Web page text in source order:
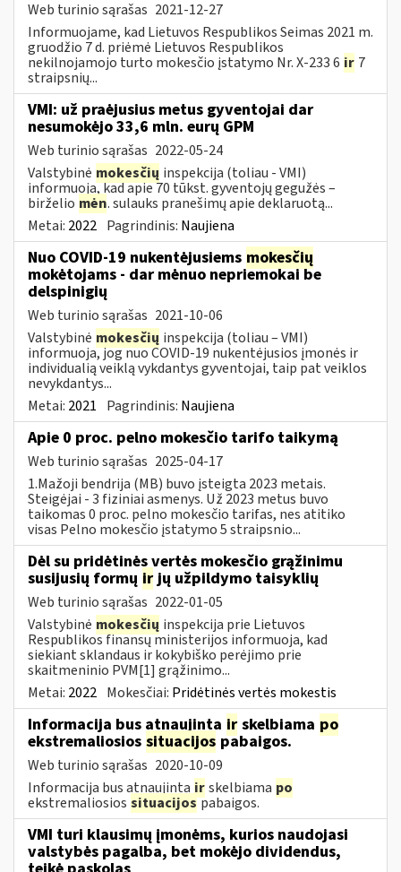
Web turinio sąrašas 2021-12-27
Informuojame, kad Lietuvos Respublikos Seimas 2021 m.
gruodžio 7 d. priėmė Lietuvos Respublikos
nekilnojamojo turto mokesčio įstatymo Nr. X-233 6 ir 7
straipsnių...
VMI: už praėjusius metus gyventojai dar
nesumokėjo 33,6 mln. eurų GPM
Web turinio sąrašas 2022-05-24
Valstybinė mokesčių inspekcija (toliau - VMI)
informuoja, kad apie 70 tūkst. gyventojų gegužės –
birželio mėn. sulauks pranešimų apie deklaruotą...
Metai: 2022 Pagrindinis: Naujiena
Nuo COVID-19 nukentėjusiems mokesčių
mokėtojams - dar mėnuo nepriemokai be
delspinigių
Web turinio sąrašas 2021-10-06
Valstybinė mokesčių inspekcija (toliau – VMI)
informuoja, jog nuo COVID-19 nukentėjusios įmonės ir
individualią veiklą vykdantys gyventojai, taip pat veiklos
nevykdantys...
Metai: 2021 Pagrindinis: Naujiena
Apie 0 proc. pelno mokesčio tarifo taikymą
Web turinio sąrašas 2025-04-17
1.Mažoji bendrija (MB) buvo įsteigta 2023 metais.
Steigėjai - 3 fiziniai asmenys. Už 2023 metus buvo
taikomas 0 proc. pelno mokesčio tarifas, nes atitiko
visas Pelno mokesčio įstatymo 5 straipsnio...
Dėl su pridėtinės vertės mokesčio grąžinimu
susijusių formų irjų užpildymo taisyklių
Web turinio sąrašas 2022-01-05
Valstybinė mokesčių inspekcija prie Lietuvos
Respublikos finansų ministerijos informuoja, kad
siekiant sklandaus ir kokybiško perėjimo prie
skaitmeninio PVM[1] grąžinimo...
Metai: 2022 Mokesčiai: Pridėtinės vertės mokestis
Informacija bus atnaujinta ir skelbiama po
ekstremaliosios situacijos pabaigos.
Web turinio sąrašas 2020-10-09
Informacija bus atnaujinta irskelbiama po
ekstremaliosios situacijospabaigos.
VMI turi klausimų įmonėms, kurios naudojasi
valstybės pagalba, bet mokėjo dividendus,